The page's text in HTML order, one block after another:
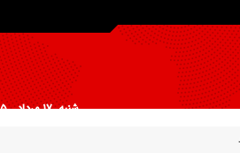
شنبه, ۱۷ مرداد , ۱۴۰۵